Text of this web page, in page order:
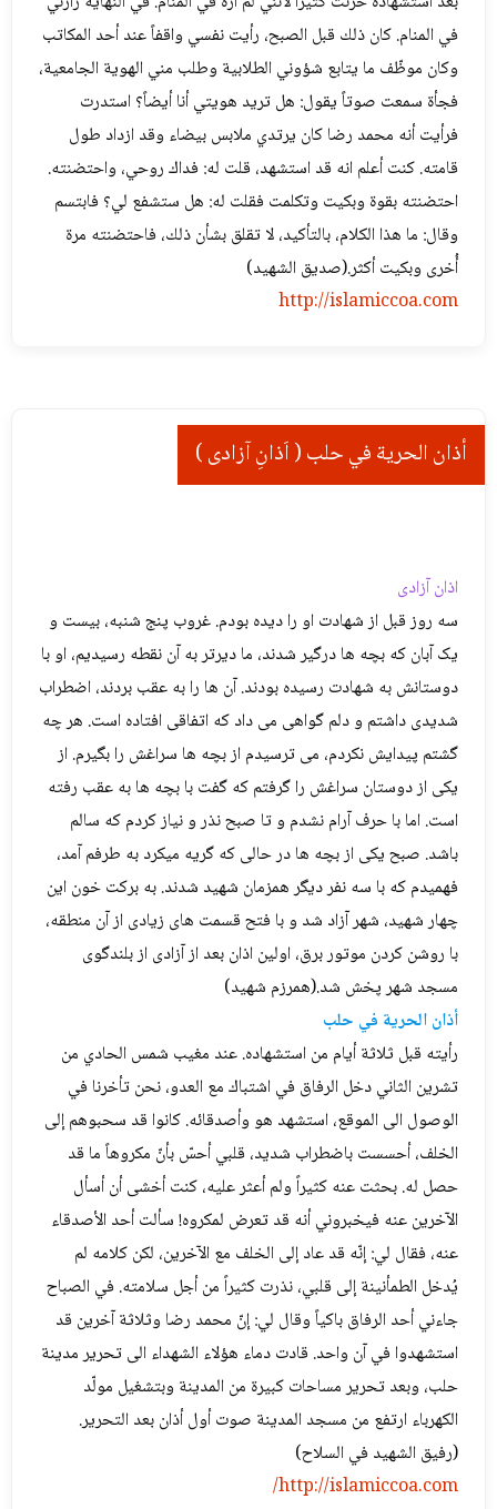
في المنام. كان ذلك قبل الصبح، رأيت نفسي واقفاً عند أحد المكاتب
وكان موظّف ما يتابع شؤوني الطلابية وطلب مني الهوية الجامعية،
فجأة سمعت صوتاً يقول: هل تريد هويتي أنا أيضاً؟ استدرت
فرأيت أنه محمد رضا كان يرتدي ملابس بيضاء وقد ازداد طول
قامته. كنت أعلم انه قد استشهد، قلت له: فداك روحي، واحتضنته.
احتضنته بقوة وبكيت وتكلمت فقلت له: هل ستشفع لي؟ فابتسم
وقال: ما هذا الكلام، بالتأكيد، لا تقلق بشأن ذلك، فاحتضنته مرة
أُخرى وبكيت أكثر.(صديق الشهيد)
http://islamiccoa.com
أذان الحرية في حلب ( اَذانِ آزادی )
اذان آزادی
سه روز قبل از شهادت او را دیده بودم. غروب پنج شنبه، بیست و
یک آبان که بچه ها درگیر شدند، ما دیرتر به آن نقطه رسیدیم، او با
دوستانش به شهادت رسیده بودند. آن ها را به عقب بردند، اضطراب
شدیدی داشتم و دلم گواهی می داد که اتفاقی افتاده است. هر چه
گشتم پیدایش نکردم، می ترسیدم از بچه ها سراغش را بگیرم. از
یکی از دوستان سراغش را گرفتم که گفت با بچه ها به عقب رفته
است. اما با حرف آرام نشدم و تا صبح نذر و نیاز کردم که سالم
باشد. صبح یکی از بچه ها در حالی که گریه میکرد به طرفم آمد،
فهمیدم که با سه نفر دیگر همزمان شهید شدند. به برکت خون این
چهار شهید، شهر آزاد شد و با فتح قسمت های زیادی از آن منطقه،
با روشن کردن موتور برق، اولین اذان بعد از آزادی از بلندگوی
مسجد شهر پخش شد.(همرزم شهید)
أذان الحرية في حلب
رأيته قبل ثلاثة أيام من استشهاده. عند مغيب شمس الحادي من
تشرين الثاني دخل الرفاق في اشتباك مع العدو، نحن تأخرنا في
الوصول الى الموقع، استشهد هو وأصدقائه. كانوا قد سحبوهم إلى
الخلف، أحسست باضطراب شديد، قلبي أحسّ بأنّ مكروهاً ما قد
حصل له. بحثت عنه كثيراً ولم أعثر عليه، كنت أخشى أن أسأل
الآخرين عنه فيخبروني أنه قد تعرض لمكروه! سألت أحد الأصدقاء
عنه، فقال لي: إنّه قد عاد إلى الخلف مع الآخرين، لكن كلامه لم
يُدخل الطمأنينة إلى قلبي، نذرت كثيراً من أجل سلامته. في الصباح
جاءني أحد الرفاق باكياً وقال لي: إنّ محمد رضا وثلاثة آخرين قد
استشهدوا في آن واحد. قادت دماء هؤلاء الشهداء الى تحرير مدینة
حلب، وبعد تحرير مساحات كبيرة من المدينة وبتشغيل مولّد
الكهرباء ارتفع من مسجد المدينة صوت أول أذان بعد التحرير.
(رفيق الشهيد في السلاح)
http://islamiccoa.com/